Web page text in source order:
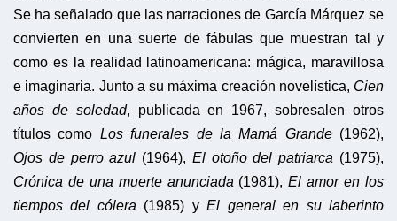
Se ha señalado que las narraciones de García Márquez se
convierten en una suerte de fábulas que muestran tal y
como es la realidad latinoamericana: mágica, maravillosa
e imaginaria. Junto a su máxima creación novelística, Cien
años de soledad, publicada en 1967, sobresalen otros
títulos como Los funerales de la Mamá Grande(1962),
Ojos de perro azul (1964), El otoño del patriarca (1975),
Crónica de una muerte anunciada (1981),El amor en los
tiempos del cólera (1985) yEl general en su laberinto